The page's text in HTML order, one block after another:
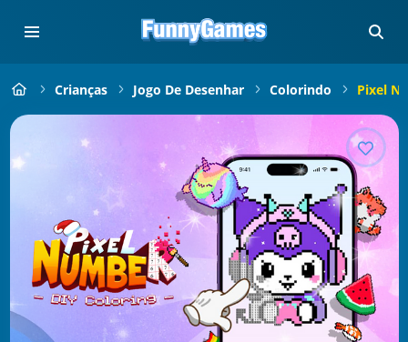
Crianças Jogo De Desenhar Colorindo Pixel